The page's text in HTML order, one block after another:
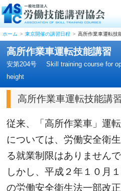
ホーム 東京開催の講習日程 高所作業車運転技
高所作業車運転技能講習
安第204号
Skill training course for
height
高所作業車運転技能講
従来、「高所作業車」運
については、労働安全衛
る就業制限はありませんで
しかし、平成２年１０月
の労働安全衛生法一部改